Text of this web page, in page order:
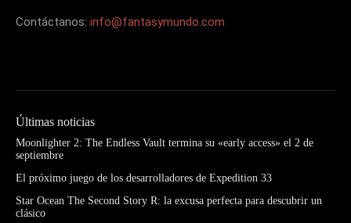
Contáctanos: info@fantasymundo.com
Últimas noticias
Moonlighter 2: The Endless Vault termina su «early access» el 2 de
septiembre
El próximo juego de los desarrolladores de Expedition 33
Star Ocean The Second Story R: la excusa perfecta para descubrir un
clásico